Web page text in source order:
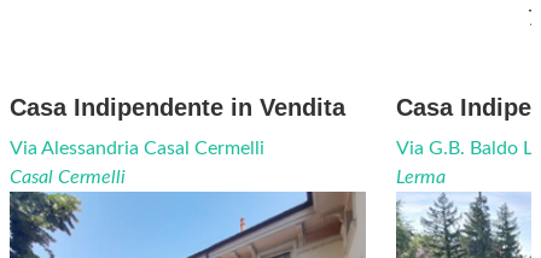
Casa Indipendente in Vendita
Via Alessandria Casal Cermelli
Casal Cermelli
Casa
Via G.B. Baldo
Lerma